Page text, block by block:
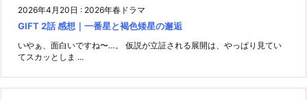
2026年4月20日 : 2026年春ドラマ
GIFT 2話 感想｜一番星と褐色矮星の邂逅
いやぁ、面白いですね〜…。 仮説が立証される展開は、やっぱり見てい
てスカッとしま ...